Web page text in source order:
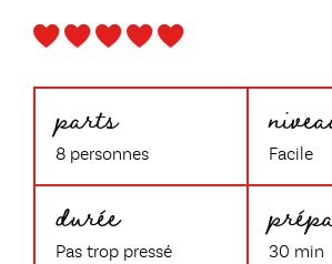
parts
8 personnes Facile
durée
Pas trop pressé 30 min